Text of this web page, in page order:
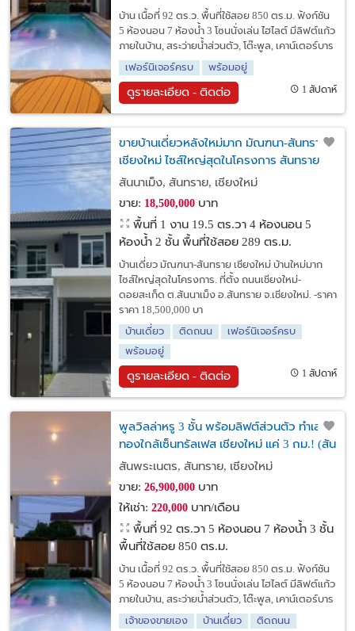
บ้าน เนื้อที่ 92 ตร.ว. พื้นที่ใช้สอย 850 ตร.ม. ฟังก์ชัน
5 ห้องนอน 7 ห้องน้ำ 3 โซนนั่งเล่น ไฮไลต์ มีลิฟต์แก้ว
ภายในบ้าน, สระว่ายน้ำส่วนตัว, โต๊ะพูล, เคาน์เตอร์บาร
เฟอร์นิเจอร์ครบ
พร้อมอยู่
ดูรายละเอียด - ติดต่อ 1 สัปดาห์
ขายบ้านเดี่ยวหลังใหม่มาก มัณฑนา-สันทราย
เชียงใหม่ ไซส์ใหญ่สุดในโครงการ สันทราย
จ.เชียงใหม่.
สันนาเม็ง, สันทราย, เชียงใหม่
ขาย: 18,500,000บาท
พื้นที่ 1 งาน 19.5 ตร.วา 4 ห้องนอน 5
ห้องน้ำ 2 ชั้น พื้นที่ใช้สอย 289 ตร.ม.
บ้านเดี่ยว มัณฑนา-สันทราย เชียงใหม่ บ้านใหม่มาก
ไซส์ใหญ่สุดในโครงการ. ที่ตั้ง ถนนเชียงใหม่-
ดอยสะเก็ด ต.สันนาเม็ง อ.สันทราย จ.เชียงใหม่. -ราคา
ราคา 18,500,000 บา
บ้านเดี่ยว
ติดถนน
เฟอร์นิเจอร์ครบ
พร้อมอยู่
ดูรายละเอียด - ติดต่อ 1 สัปดาห์
พูลวิลล่าหรู 3 ชั้น พร้อมลิฟต์ส่วนตัว ทำเล
ทองใกล้เซ็นทรัลเฟส เชียงใหม่ แค่ 3 กม.! (สัน
พระเนตร)
สันพระเนตร, สันทราย, เชียงใหม่
ขาย: 26,900,000บาท
ให้เช่า: 220,000บาท/เดือน
พื้นที่ 92 ตร.วา 5 ห้องนอน 7 ห้องน้ำ 3 ชั้น
พื้นที่ใช้สอย 850 ตร.ม.
บ้าน เนื้อที่ 92 ตร.ว. พื้นที่ใช้สอย 850 ตร.ม. ฟังก์ชัน
5 ห้องนอน 7 ห้องน้ำ 3 โซนนั่งเล่น ไฮไลต์ มีลิฟต์แก้ว
ภายในบ้าน, สระว่ายน้ำส่วนตัว, โต๊ะพูล, เคาน์เตอร์บาร
เจ้าของขายเอง
บ้านเดี่ยว
ติดถนน